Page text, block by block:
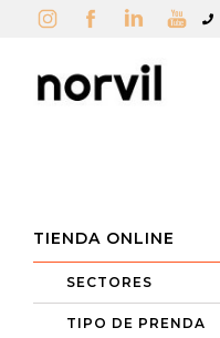
TIENDA ONLINE
SECTORES
TIPO DE PRENDA